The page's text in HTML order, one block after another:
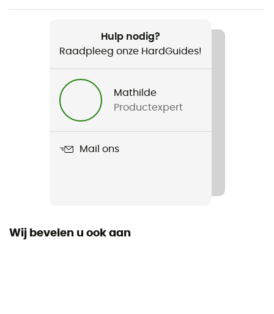
Sea Shepherd SS T-Shirt
Hulp nodig?
Raadpleeg onze HardGuides!
Mathilde
Productexpert
Mail ons
Wij bevelen u ook aan